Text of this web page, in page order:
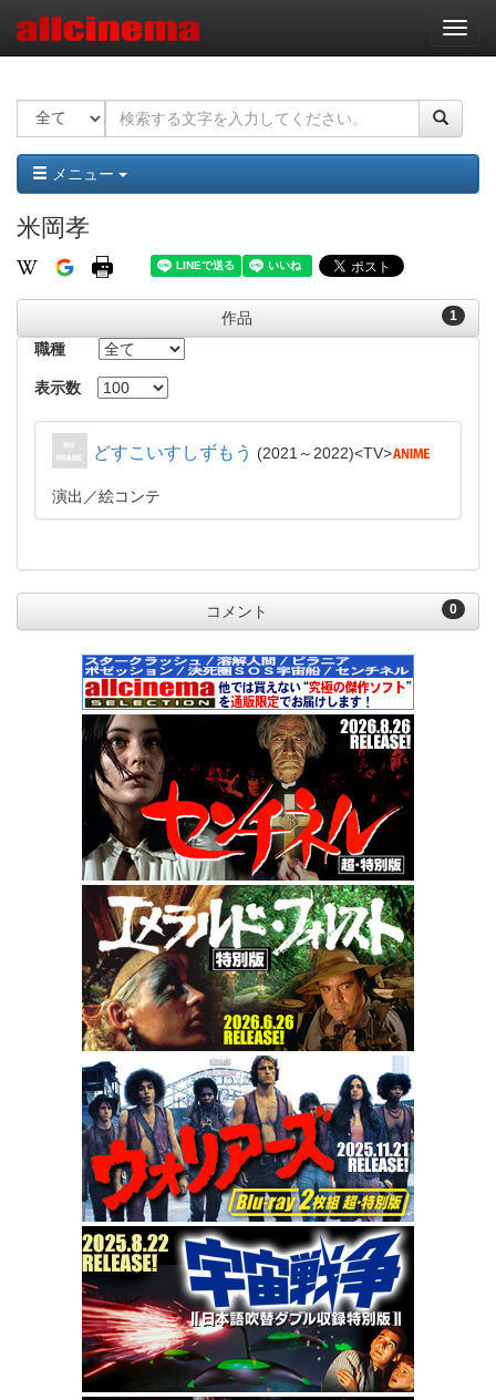
ナ
ビ
ー
ョ
ン
メニュー
米岡孝
1
作品
職種
表示数
どすこいすしずもう 2021～2022 TV
演出 絵コンテ
0
コメント